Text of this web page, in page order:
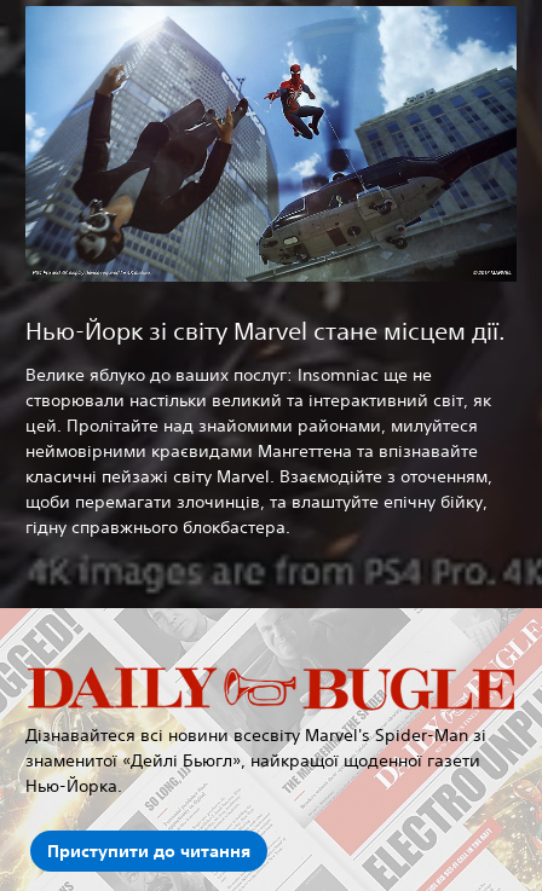
Нью-Йорк зі світу Marvel стане місцем дії.
Велике яблуко до ваших послуг: Insomniac ще не
створювали настільки великий та інтерактивний світ, як
цей. Пролітайте над знайомими районами, милуйтеся
неймовірними краєвидами Мангеттена та впізнавайте
класичні пейзажі світу Marvel. Взаємодійте з оточенням,
щоби перемагати злочинців, та влаштуйте епічну бійку,
гідну справжнього блокбастера.
Дізнавайтеся всі новини всесвіту Marvel's Spider-Man зі
знаменитої «Дейлі Бьюгл», найкращої щоденної газети
Нью-Йорка.
Приступити до читання